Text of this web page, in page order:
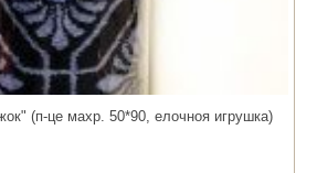
(п-це махр. 50*90, елочноя игрушка)